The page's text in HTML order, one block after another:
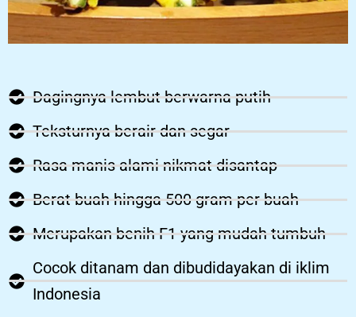
Dagingnya lembut berwarna putih
Teksturnya berair dan segar
Rasa manis alami nikmat disantap
Berat buah hingga 500 gram per buah
Merupakan benih F1 yang mudah tumbuh
Cocok ditanam dan dibudidayakan di iklim
Indonesia